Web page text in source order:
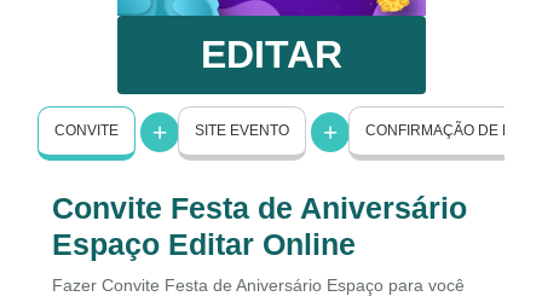
EDITAR
CONVITE SITE EVENTO CONFIRMAÇÃO DE
Convite Festa de Aniversário
Espaço Editar Online
Fazer Convite Festa de Aniversário Espaço para você